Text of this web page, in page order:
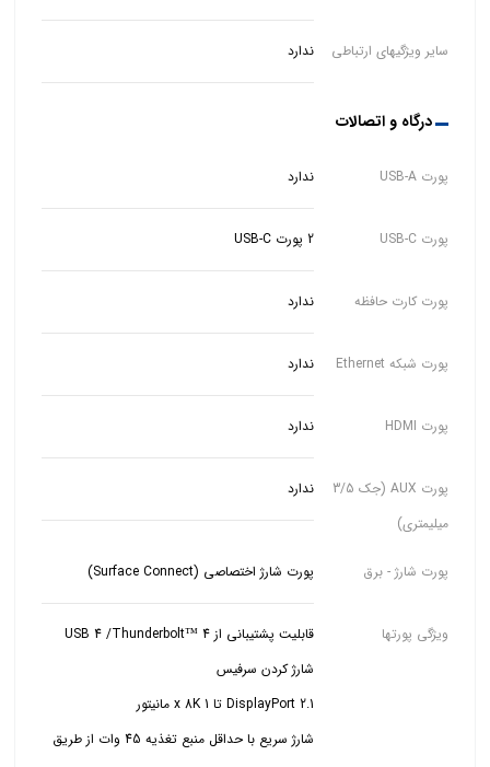
سایر ویژگیهای ارتباطی ندارد
درگاه و اتصالات
پورت USB-A ندارد
پورت USB-C 2 پورت USB-C
پورت کارت حافظه ندارد
پورت شبکه Ethernet ندارد
پورت HDMI ندارد
پورت AUX (جک 3/5
میلیمتری)
ندارد
پورت شارژ - برق پورت شارژ اختصاصی (Surface Connect)
ویژگی پورتها
قابلیت پشتیبانی از USB 4 /Thunderbolt™ 4
شارژ کردن سرفیس
DisplayPort 2.1 تا 1 x 8K مانیتور
شارژ سریع با حداقل منبع تغذیه 45 وات از طریق